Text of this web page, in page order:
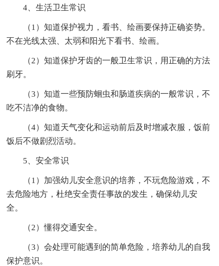
4、生活卫生常识
（1）知道保护视力，看书、绘画要保持正确姿势。
不在光线太强、太弱和阳光下看书、绘画。
（2）知道保护牙齿的一般卫生常识，用正确的方法
刷牙。
（3）知道一些预防蛔虫和肠道疾病的一般常识，不
吃不洁净的食物。
（4）知道天气变化和运动前后及时增减衣服，饭前
饭后不做剧烈活动。
5、安全常识
（1）加强幼儿安全意识的培养，不玩危险游戏，不
去危险地方，杜绝安全责任事故的发生，确保幼儿安
全。
（2）懂得交通安全。
（3）会处理可能遇到的简单危险，培养幼儿的自我
保护意识。